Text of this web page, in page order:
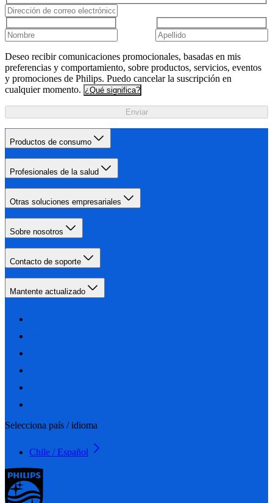
Deseo recibir comunicaciones promocionales, basadas en mis
preferencias y comportamiento, sobre productos, servicios, eventos
y promociones de Philips. Puedo cancelar la suscripción en
cualquier momento. ¿Qué significa?
Enviar
Productos de consumo
Profesionales de la salud
Otras soluciones empresariales
Sobre nosotros
Contacto de soporte
Mantente actualizado
Selecciona país / idioma
Chile / Español